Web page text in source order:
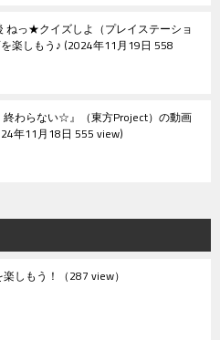
ねっ★クイズしよ（プレイステーショ
楽しもう♪ 2024年11月19日 558
終わらない☆』（東方Project）の動画
年11月18日 555 view
しもう！ （287 view）